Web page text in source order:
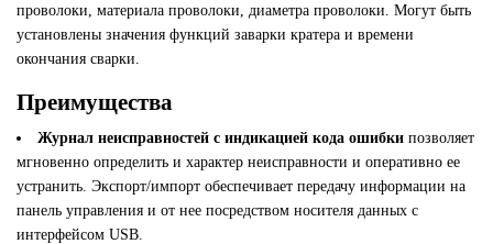
проволоки, материала проволоки, диаметра проволоки. Могут быть
установлены значения функций заварки кратера и времени
окончания сварки.
Преимущества
Журнал неисправностей с индикацией кода ошибки позволяет
мгновенно определить и характер неисправности и оперативно ее
устранить. Экспорт/импорт обеспечивает передачу информации на
панель управления и от нее посредством носителя данных с
интерфейсом USB.